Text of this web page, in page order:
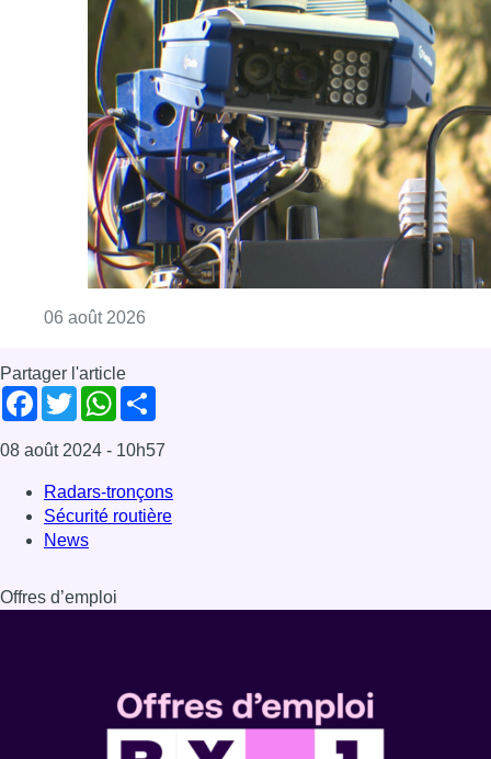
06 août 2026
Partager l'article
Facebook
TwitterWhatsApp
08 août 2024 - 10h57
Radars-tronçons
Sécurité routière
News
Offres d’emploi